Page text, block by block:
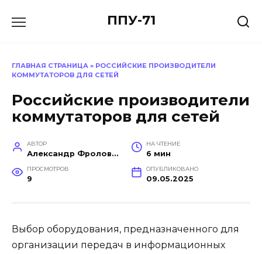
ППУ-71
ГЛАВНАЯ СТРАНИЦА » РОССИЙСКИЕ ПРОИЗВОДИТЕЛИ
КОММУТАТОРОВ ДЛЯ СЕТЕЙ
Российские производители
коммутаторов для сетей
АВТОР
Александр Фролов (Инженер, эксперт в построении производств)
НА ЧТЕНИЕ
6 мин
ПРОСМОТРОВ
9
ОПУБЛИКОВАНО
09.05.2025
Выбор оборудования, предназначенного для
организации передач в информационных